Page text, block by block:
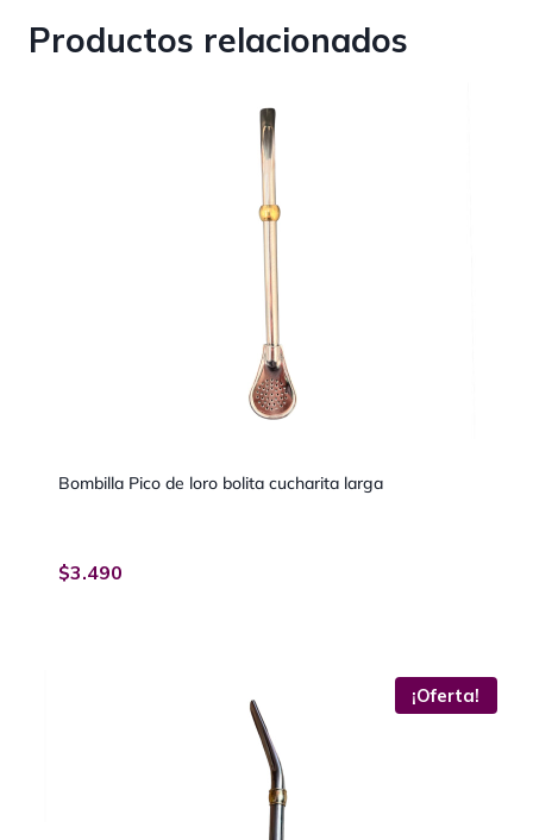
Productos relacionados
Bombilla Pico de loro bolita cucharita larga
$3.490
¡Oferta!